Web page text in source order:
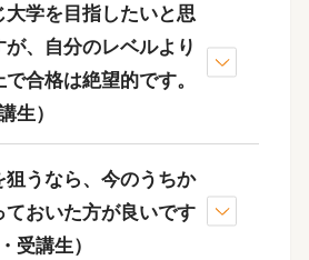
入試受験の可能性が残っ
、小論文対策だけに絞り
リスクが大きい
まず
満たしていることを確認
教師へ申し出てくださ
大学を目指したいと思
が、自分のレベルより
合格は絶望的です。
生）
狙うなら、今のうちか
ておいた方が良いです
受講生）